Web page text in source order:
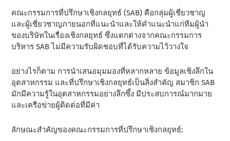
คณะกรรมการที่ปรึกษาเชิงกลยุทธ์ (SAB) คือกลุ่มผู้เชี่ยวชาญ
และผู้เชี่ยวชาญภายนอกที่แนะนําและให้คําแนะนําแก่ทีมผู้นํา
ของบริษัทในเรื่องเชิงกลยุทธ์ ซึ่งแตกต่างจากคณะกรรมการ
บริหาร SAB ไม่มีความรับผิดชอบที่ได้รับความไว้วางใจ
อย่างไรก็ตาม การนําเสนอมุมมองที่หลากหลาย ข้อมูลเชิงลึกใน
อุตสาหกรรม และที่ปรึกษาเชิงกลยุทธ์เป็นสิ่งสําคัญ สมาชิก SAB
มักมีความรู้ในอุตสาหกรรมอย่างลึกซึ้ง มีประสบการณ์มากมาย
และเครือข่ายผู้ติดต่อที่มีค่า
ลักษณะสําคัญของคณะกรรมการที่ปรึกษาเชิงกลยุทธ์: